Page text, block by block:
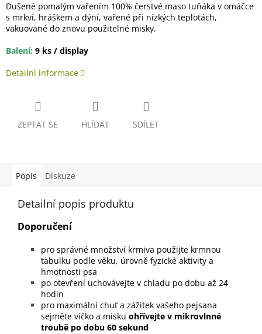
Dušené pomalým vařením 100% čerstvé maso tuňáka v omáčce
s mrkví, hráškem a dýní, vařené při nízkých teplotách,
vakuované do znovu použitelné misky.
Balení: 9 ks / display
Detailní informace
ZEPTAT SE HLÍDAT SDÍLET
Popis Diskuze
Detailní popis produktu
Doporučení
pro správné množství krmiva použijte krmnou
tabulku podle věku, úrovně fyzické aktivity a
hmotnosti psa
po otevření uchovávejte v chladu po dobu až 24
hodin
pro maximální chuť a zážitek vašeho pejsana
sejměte víčko a misku ohřívejte v mikrovlnné
troubě po dobu 60 sekund